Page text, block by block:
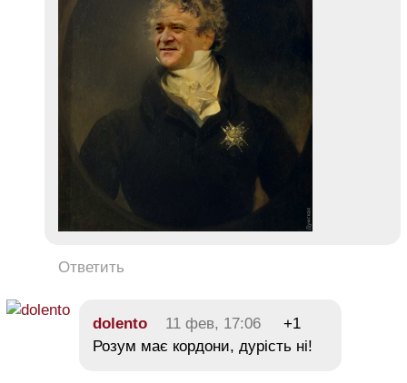
Ответить
dolento 11 фев, 17:06
+1
Розум має кордони, дурість ні!